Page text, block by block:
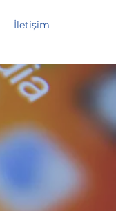
İletişim